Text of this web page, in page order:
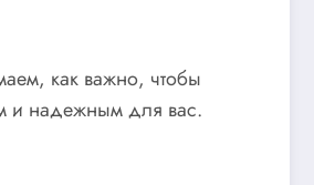
как важно, чтобы
и надежным для вас.